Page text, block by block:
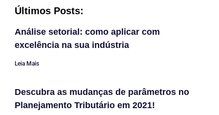
Últimos Posts:
Análise setorial: como aplicar com
excelência na sua indústria
Leia Mais
Descubra as mudanças de parâmetros no
Planejamento Tributário em 2021!